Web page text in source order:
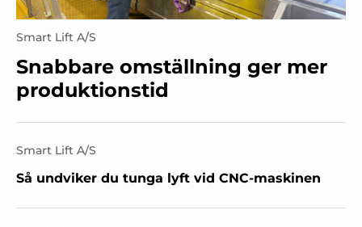
Smart Lift A/S
Snabbare omställning ger mer
produktionstid
Smart Lift A/S
Så undviker du tunga lyft vid CNC-maskinen